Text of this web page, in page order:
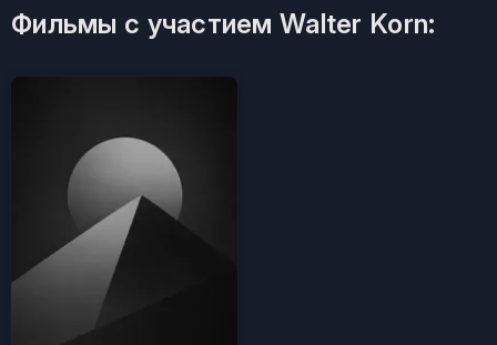
Фильмы с участием Walter Korn: